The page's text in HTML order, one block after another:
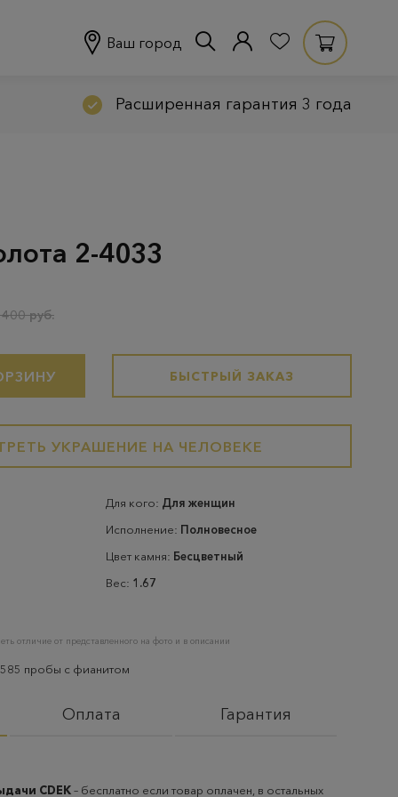
Ваш город
Расширенная гарантия 3 года
2-4033
руб.
БЫСТРЫЙ ЗАКАЗ
УКРАШЕНИЕ НА ЧЕЛОВЕКЕ
Для кого: Для женщин
Исполнение: Полновесное
Цвет камня: Бесцветный
Вес: 1.67
отличие от представленного на фото и в описании
585 пробы с фианитом
Оплата Гарантия
CDEK– бесплатно если товар оплачен, в остальных